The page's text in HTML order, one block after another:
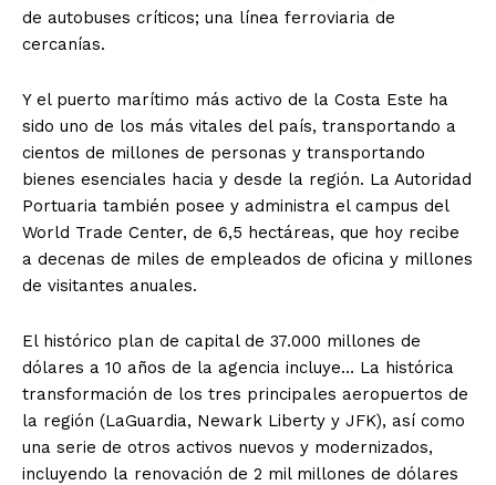
de autobuses críticos; una línea ferroviaria de
cercanías.
Y el puerto marítimo más activo de la Costa Este ha
sido uno de los más vitales del país, transportando a
cientos de millones de personas y transportando
bienes esenciales hacia y desde la región. La Autoridad
Portuaria también posee y administra el campus del
World Trade Center, de 6,5 hectáreas, que hoy recibe
a decenas de miles de empleados de oficina y millones
de visitantes anuales.
El histórico plan de capital de 37.000 millones de
dólares a 10 años de la agencia incluye… La histórica
transformación de los tres principales aeropuertos de
la región (LaGuardia, Newark Liberty y JFK), así como
una serie de otros activos nuevos y modernizados,
incluyendo la renovación de 2 mil millones de dólares